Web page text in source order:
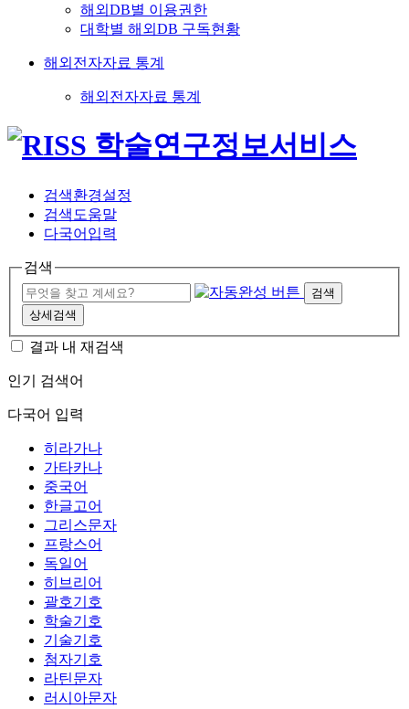
해외DB별 이용권한
대학별 해외DB 구독현황
해외전자자료 통계
해외전자자료 통계
검색환경설정
검색도움말
다국어입력
검색
검색
상세검색
결과 내 재검색
인기 검색어
다국어 입력
히라가나
가타카나
중국어
한글고어
그리스문자
프랑스어
독일어
히브리어
괄호기호
학술기호
기술기호
첨자기호
라틴문자
러시아문자